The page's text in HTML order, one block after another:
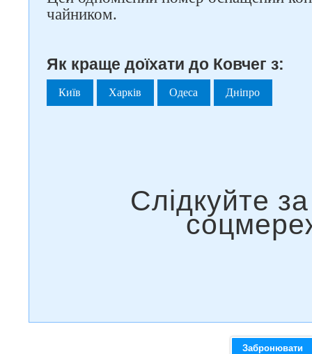
чайником.
Як краще доїхати до Ковчег з:
Київ Харків Одеса Дніпро
Забронювати